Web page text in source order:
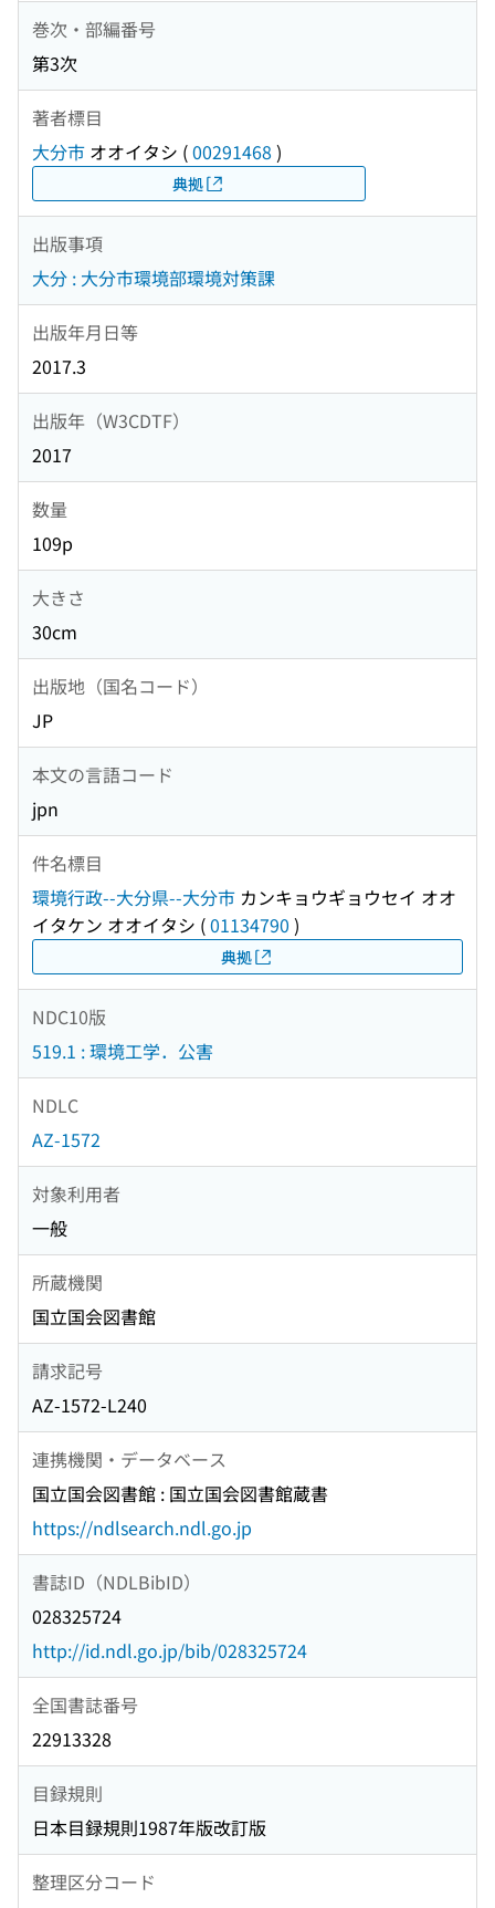
巻次・部編番号
第3次
著者標目
大分市 オオイタシ (00291468 )
典拠
出版事項
大分 : 大分市環境部環境対策課
出版年月日等
2017.3
出版年（W3CDTF）
2017
数量
109p
大きさ
30cm
出版地（国名コード）
JP
本文の言語コード
jpn
件名標目
環境行政--大分県--大分市 カンキョウギョウセイ オオ
イタケン オオイタシ (01134790 )
典拠
NDC10版
519.1 : 環境工学．公害
NDLC
AZ-1572
対象利用者
一般
所蔵機関
国立国会図書館
請求記号
AZ-1572-L240
連携機関・データベース
国立国会図書館 : 国立国会図書館蔵書
https://ndlsearch.ndl.go.jp
書誌ID（NDLBibID）
028325724
http://id.ndl.go.jp/bib/028325724
全国書誌番号
22913328
目録規則
日本目録規則1987年版改訂版
整理区分コード